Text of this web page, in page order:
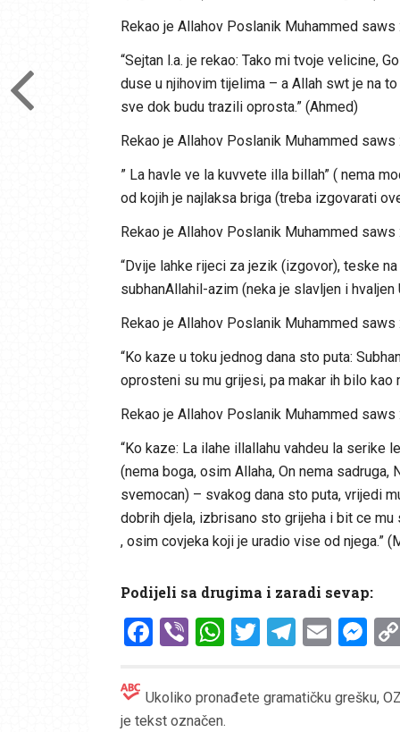
Rekao je Allahov Poslanik Muhammed saws :
“Sejtan l.a. je rekao: Tako mi tvoje velicine,
duse u njihovim tijelima – a Allah swt je na
sve dok budu trazili oprosta.” (Ahmed)
Rekao je Allahov Poslanik Muhammed saws :
” La havle ve la kuvvete illa billah” ( nema
od kojih je najlaksa briga (treba izgovarati
Rekao je Allahov Poslanik Muhammed saws :
“Dvije lahke rijeci za jezik (izgovor), teske
subhanAllahil-azim (neka je slavljen i
Rekao je Allahov Poslanik Muhammed saws :
“Ko kaze u toku jednog dana sto puta:
oprosteni su mu grijesi, pa makar ih bilo kao
Rekao je Allahov Poslanik Muhammed saws :
“Ko kaze: La ilahe illallahu vahdeu la serike
(nema boga, osim Allaha, On nema
svemocan) – svakog dana sto puta, vrijedi
dobrih djela, izbrisano sto grijeha i bit ce
, osim covjeka koji je uradio vise od njega.”
Podijeli sa drugima i zaradi sevap:
Facebook
ViberWhatsApp
Twitter
Ukoliko pronađete gramatičku grešku,
je tekst označen.